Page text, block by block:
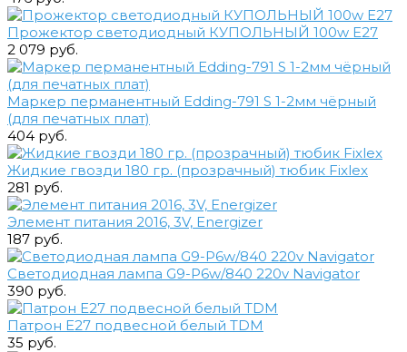
Прожектор светодиодный КУПОЛЬНЫЙ 100w E27
2 079 руб.
Маркер перманентный Edding-791 S 1-2мм чёрный
(для печатных плат)
404 руб.
Жидкие гвозди 180 гр. (прозрачный) тюбик Fixlex
281 руб.
Элемент питания 2016, 3V, Energizer
187 руб.
Светодиодная лампа G9-P6w/840 220v Navigator
390 руб.
Патрон E27 подвесной белый TDM
35 руб.